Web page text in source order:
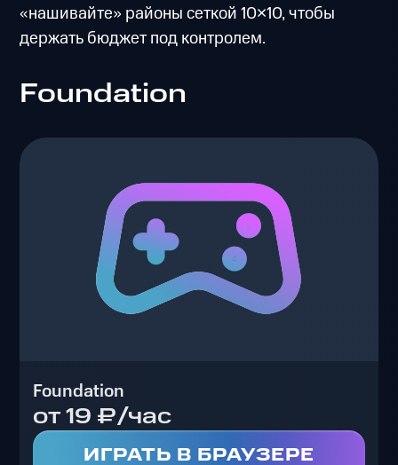
«нашивайте» районы сеткой 10×10, чтобы
держать бюджет под контролем.
Foundation
Foundation
от 19 ₽/час
ИГРАТЬ В БРАУЗЕРЕ